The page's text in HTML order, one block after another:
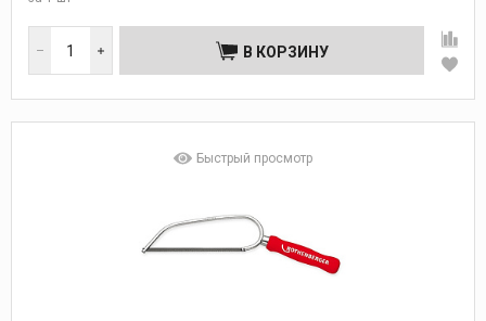
В КОРЗИНУ
Быстрый просмотр